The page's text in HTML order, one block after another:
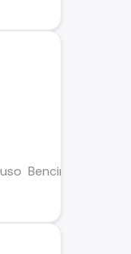
Bencinera 4x2